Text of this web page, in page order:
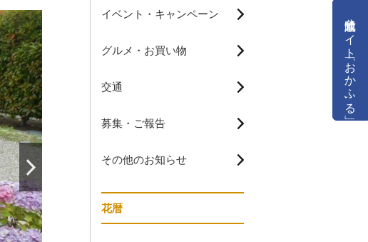
公式通販サイト「おかふる」
イベント・キャンペーン
グルメ・お買い物
交通
募集・ご報告
その他のお知らせ
花暦